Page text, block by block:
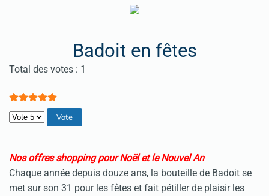
Badoit en fêtes
Vote utilisateur:5/
Total des votes : 1
Veuillez voter
Nos offres shopping pour Noël et le Nouvel An
Chaque année depuis douze ans, la bouteille de Badoit se
met sur son 31 pour les fêtes et fait pétiller de plaisir les